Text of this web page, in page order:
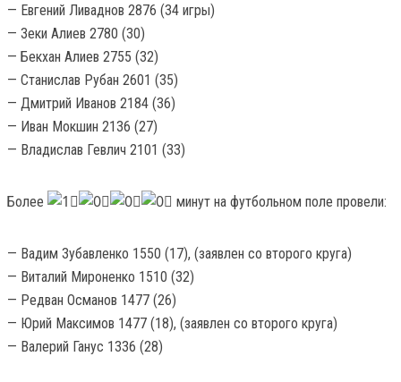
— Евгений Ливаднов 2876 (34 игры)
— Зеки Алиев 2780 (30)
— Бекхан Алиев 2755 (32)
— Станислав Рубан 2601 (35)
— Дмитрий Иванов 2184 (36)
— Иван Мокшин 2136 (27)
— Владислав Гевлич 2101 (33)
Более минут на футбольном поле провели:
— Вадим Зубавленко 1550 (17), (заявлен со второго круга)
— Виталий Мироненко 1510 (32)
— Редван Османов 1477 (26)
— Юрий Максимов 1477 (18), (заявлен со второго круга)
— Валерий Ганус 1336 (28)